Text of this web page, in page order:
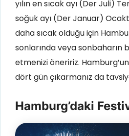
yılın en sıcak ayı (Der Juli)
soğuk ayı (Der Januar)
daha sıcak olduğu için
sonlarında veya sonbaharın
etmenizi öneririz.
dört gün çıkarmanız da
Hamburg’daki